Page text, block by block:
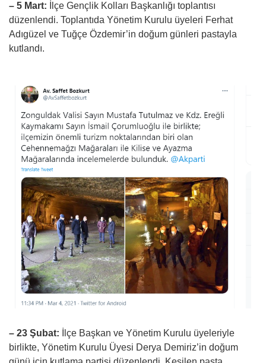
– 5 Mart: İlçe Gençlik Kolları Başkanlığı toplantısı
düzenlendi. Toplantıda Yönetim Kurulu üyeleri Ferhat
Adıgüzel ve Tuğçe Özdemir’in doğum günleri pastayla
kutlandı.
– 23 Şubat: İlçe Başkan ve Yönetim Kurulu üyeleriyle
birlikte, Yönetim Kurulu Üyesi Derya Demiriz’in doğum